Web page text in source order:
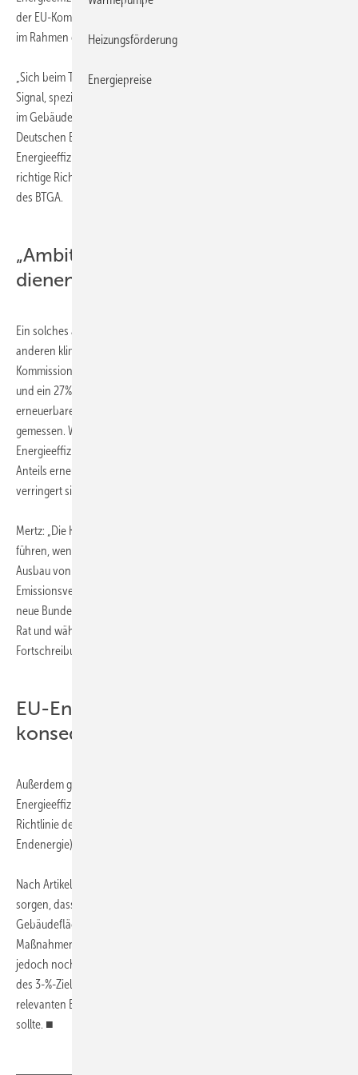
der EU-Kommission entgegen, neue langfristige Energieeffizienzziele
im Rahmen der Klima- und Energiepolitik festzulegen.
„Sich beim Thema Energieeffizienz zurückzuhalten, ist ein falsches
Signal, speziell, wenn man die Potenziale für Effizienzverbesserungen
im Gebäudebereich betrachtet. Dagegen weist das von der
Deutschen Energie-Agentur (dena) vorgeschlagene Ziel, die
Energieeffizienz, ausgehend von 1990, um 30 % zu erhöhen, in die
richtige Richtung", kommentiert Günther Mertz, Hauptgeschäftsführer
des BTGA.
„Ambitioniertes Ziel würde als Hebel
dienen“
Ein solches ambitioniertes Ziel würde als Hebel dienen, um die
anderen klima- und energiepolitischen Zielvorgaben der EU-
Kommission bis 2030 zu erreichen: 40 % weniger CO
und ein 27%iger Anteil erneuerbarer Energien. Denn der Ausbau
erneuerbarer Energien wird am gesamten Energieverbrauch
gemessen. Wenn sich der Energieverbrauch durch erhöhte
Energieeffizienz verringert, erleichtert dies auch die Erhöhung des
Anteils erneuerbarer Energien am gesamten Energiemix; gleichzeitig
verringert sich so der CO
Mertz: „Die Klima- und Energiepolitik kann daher nur dann zum Erfolg
führen, wenn der bisherige Dreiklang aufrechterhalten wird, der den
Ausbau von Energieeffizienz und erneuerbaren Energien sowie
Emissionsverminderungen intelligent miteinander kombiniert. Die
neue Bundesregierung ist deswegen aufgefordert, im Europäischen
Rat und während der weiteren Verhandlungen für eine wirksame
Fortschreibung von Energieeffizienzzielen einzutreten.“
EU-Energieeffizienzrichtlinie
konsequenter umsetzen
Außerdem gelte es, bei der Umsetzung der bis 2020 reichenden EU-
Energieeffizienzrichtlinie nicht ins Hintertreffen zu geraten. Die
Richtlinie definiert konkrete Energiesparziele (jährlich 1,5 % weniger
Endenergie), die für die Mitgliedstaaten ab 1. Januar 2014 gelten.
Nach Artikel 5 der Richtlinie müssen die Mitgliedsstaaten auch dafür
sorgen, dass ab dem 1. Januar 2014 bis 2020 jährlich 3 % der
Gebäudefläche des Bundes energetisch saniert werden. Mit welchem
Maßnahmenpaket dies in Deutschland erreicht werden soll, wurde
jedoch noch nicht bekanntgegeben. Als Grundlage für die Umsetzung
des 3-%-Zieles steht auch noch die Bestandsaufnahme aller
relevanten Bundesgebäude aus, die bis 31. Dezember 2013 vorliegen
sollte. ■
Heizungsförderung
Energiepreise